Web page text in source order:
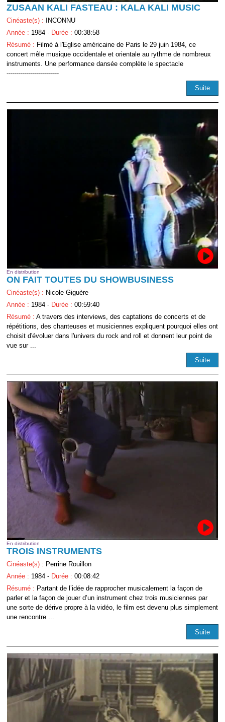
ZUSAAN KALI FASTEAU : KALA KALI MUSIC
Cinéaste(s) :
INCONNU
Année : 1984 - Durée : 00:38:58
Résumé : Filmé à l'Eglise américaine de Paris le 29 juin 1984, ce
concert mêle musique occidentale et orientale au rythme de nombreux
instruments. Une performance dansée complète le spectacle
--------------------------
Suite
En distribution
ON FAIT TOUTES DU SHOWBUSINESS
Cinéaste(s) : Nicole Giguère
Année : 1984 - Durée : 00:59:40
Résumé : A travers des interviews, des captations de concerts et de
répétitions, des chanteuses et musiciennes expliquent pourquoi elles ont
choisit d'évoluer dans l'univers du rock and roll et donnent leur point de
vue sur ...
Suite
En distribution
TROIS INSTRUMENTS
Cinéaste(s) : Perrine Rouillon
Année : 1984 - Durée : 00:08:42
Résumé : Partant de l’idée de rapprocher musicalement la façon de
parler et la façon de jouer d’un instrument chez trois musiciennes par
une sorte de dérive propre à la vidéo, le film est devenu plus simplement
une rencontre ...
Suite